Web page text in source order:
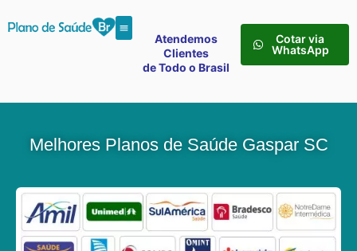
Atendemos
Clientes
de Todo o Brasil
Cotar via
WhatsApp
Melhores Planos de Saúde Gaspar SC